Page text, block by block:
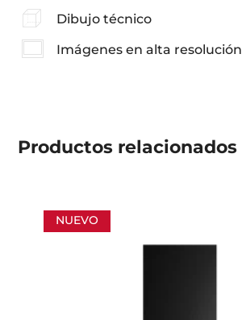
Dibujo técnico
Imágenes en alta resolución
Productos relacionados
NUEVO